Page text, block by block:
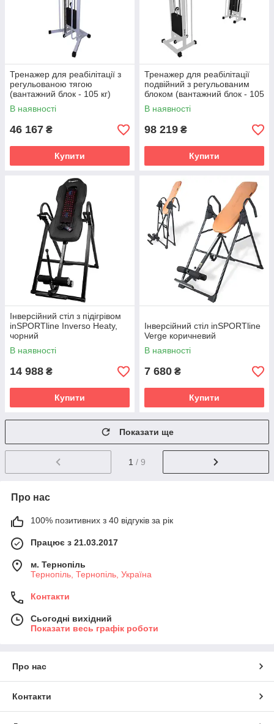
Тренажер для реабілітації з
регульованою тягою
(вантажний блок - 105 кг)
В наявності
46 167 ₴
Купити
Тренажер для реабілітації
подвійний з регульованим
блоком (вантажний блок - 105
кг)
В наявності
98 219 ₴
Купити
Інверсійний стіл з підігрівом
inSPORTline Inverso Heaty,
чорний
В наявності
14 988 ₴
Купити
Інверсійний стіл inSPORTline
Verge коричневий
В наявності
7 680 ₴
Купити
Показати ще
1 / 9
Про нас
100% позитивних з 40 відгуків за рік
Працює з 21.03.2017
м. Тернопіль
Тернопіль, Тернопіль, Україна
Контакти
Сьогодні вихідний
Показати весь графік роботи
Про нас
Контакти